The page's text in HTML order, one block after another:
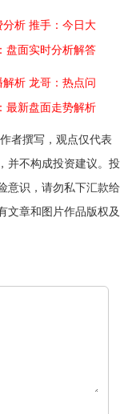
分析 推手：今日大
盘面实时分析解答
解析 龙哥：热点问
最新盘面走势解析
者撰写，观点仅代表
并不构成投资建议。投
意识，请勿私下汇款给
文章和图片作品版权及